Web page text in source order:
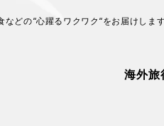
などの“心躍るワクワク“をお届けします
海外旅